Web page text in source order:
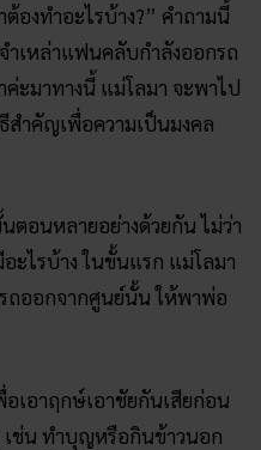
องทำอะไรบ้าง?” คำถามนี้
ำเหล่าแฟนคลับกำลังออกรถ
ะมาทางนี้ แม่โลมา จะพาไป
สำคัญเพื่อความเป็นมงคล
ตอนหลายอย่างด้วยกัน ไม่ว่า
อะไรบ้าง ในขั้นแรก แม่โลมา
ถออกจากศูนย์นั้น ให้พาพ่อ
อเอาฤกษ์เอาชัยกันเสียก่อน
เช่น ทำบุญหรือกินข้าวนอก